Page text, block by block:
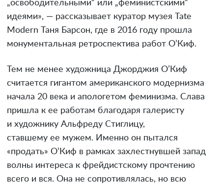
„освободительными“ или „феминистскими“
идеями», — рассказывает куратор музея Tate
Modern Таня Барсон, где в 2016 году прошла
монументальная ретроспектива работ О’Киф.
Тем не менее художница Джорджия О’Киф
считается гигантом американского модернизма
начала 20 века и апологетом феминизма. Слава
пришла к ее работам благодаря галеристу
и художнику Альфреду Стиглицу,
ставшему ее мужем. Именно он пытался
«продать» О’Киф в рамках захлестнувшей запад
волны интереса к фрейдистскому прочтению
всего и вся. Она не сопротивлялась, но всю